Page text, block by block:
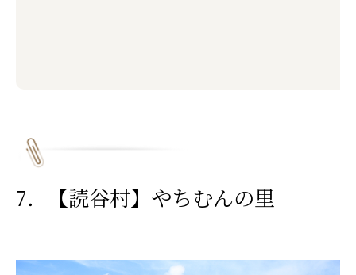
7．【読谷村】やちむんの里